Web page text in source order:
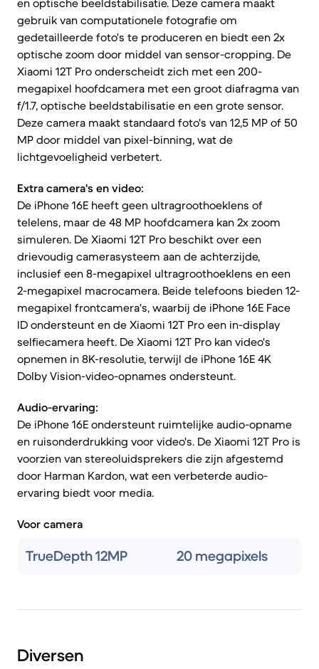
en optische beeldstabilisatie. Deze camera maakt
gebruik van computationele fotografie om
gedetailleerde foto's te produceren en biedt een 2x
optische zoom door middel van sensor-cropping. De
Xiaomi 12T Pro onderscheidt zich met een 200-
megapixel hoofdcamera met een groot diafragma van
f/1.7, optische beeldstabilisatie en een grote sensor.
Deze camera maakt standaard foto's van 12,5 MP of 50
MP door middel van pixel-binning, wat de
lichtgevoeligheid verbetert.
Extra camera's en video:
De iPhone 16E heeft geen ultragroothoeklens of
telelens, maar de 48 MP hoofdcamera kan 2x zoom
simuleren. De Xiaomi 12T Pro beschikt over een
drievoudig camerasysteem aan de achterzijde,
inclusief een 8-megapixel ultragroothoeklens en een
2-megapixel macrocamera. Beide telefoons bieden 12-
megapixel frontcamera's, waarbij de iPhone 16E Face
ID ondersteunt en de Xiaomi 12T Pro een in-display
selfiecamera heeft. De Xiaomi 12T Pro kan video's
opnemen in 8K-resolutie, terwijl de iPhone 16E 4K
Dolby Vision-video-opnames ondersteunt.
Audio-ervaring:
De iPhone 16E ondersteunt ruimtelijke audio-opname
en ruisonderdrukking voor video's. De Xiaomi 12T Pro is
voorzien van stereoluidsprekers die zijn afgestemd
door Harman Kardon, wat een verbeterde audio-
ervaring biedt voor media.
Voor camera
TrueDepth 12MP 20 megapixels
Diversen